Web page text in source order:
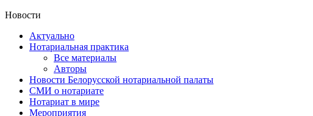
Новости
Актуально
Нотариальная практика
Все материалы
Авторы
Новости Белорусской нотариальной палаты
СМИ о нотариате
Нотариат в мире
Мероприятия